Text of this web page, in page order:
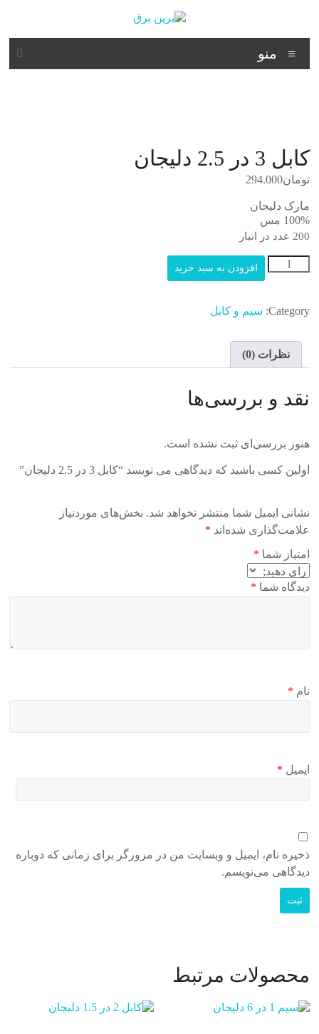
محتوا
برین
برق
منو
کابل 3 در 2.5 دلیجان
تومان294.000
مارک دلیجان
100% مس
200 عدد در انبار
3
دلیجان
افزودن به سبد خرید
Category: سیم و کابل
نظرات (0)
نقد و بررسی‌ها
هنوز بررسی‌ای ثبت نشده است.
اولین کسی باشید که دیدگاهی می نویسد “کابل 3 در 2.5 دلیجان”
نشانی ایمیل شما منتشر نخواهد شد. بخش‌های موردنیاز
علامت‌گذاری شده‌اند *
امتیاز شما *
دیدگاه شما *
نام *
ایمیل *
ذخیره نام، ایمیل و وبسایت من در مرورگر برای زمانی که دوباره
دیدگاهی می‌نویسم.
محصولات مرتبط